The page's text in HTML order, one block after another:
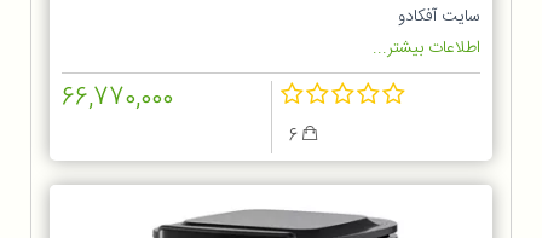
سایت آفکادو
اطلاعات بیشتر...
66,770,000